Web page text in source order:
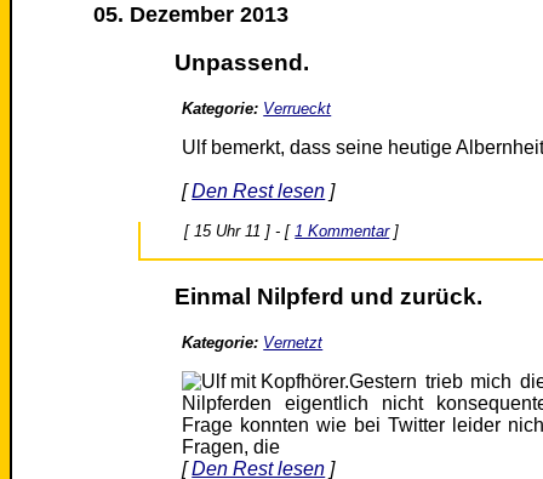
05. Dezember 2013
Unpassend.
Kategorie: Verrueckt
Ulf bemerkt, dass seine heutige
[Den Rest lesen ]
[ 15 Uhr 11 ] - [1 Kommentar]
Einmal Nilpferd und zurück.
Kategorie: Vernetzt
Gestern trieb mich
Nilpferden eigentlich nicht
Frage konnten wie bei Twitter leider
Fragen, die
[Den Rest lesen ]